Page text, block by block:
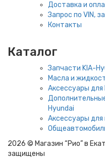
Доставка и
Запрос по VIN,
Контакты
Каталог
Запчасти KIA-
Масла и
Аксессуары для
Hyundai
Аксессуары для
2026 © Магазин “Рио” в
защищены